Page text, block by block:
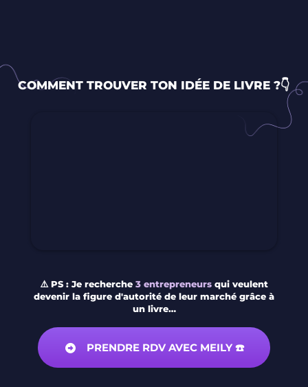
COMMENT TROUVER TON IDÉE DE LIVRE ?👇
⚠️ PS : Je recherche 3 entrepreneurs qui veulent
devenir la figure d'autorité de leur marché grâce à
un livre…
PRENDRE RDV AVEC MEILY ☎️